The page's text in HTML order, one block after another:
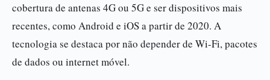
cobertura de antenas 4G ou 5G e ser dispositivos mais
recentes, como Android e iOS a partir de 2020. A
tecnologia se destaca por não depender de Wi-Fi, pacotes
de dados ou internet móvel.